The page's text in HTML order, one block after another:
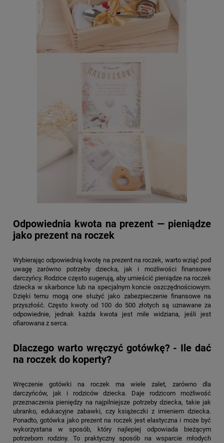
Odpowiednia kwota na prezent — pieniądze
jako prezent na roczek
Wybierając odpowiednią kwotę na prezent na roczek, warto wziąć pod
uwagę zarówno potrzeby dziecka, jak i możliwości finansowe
darczyńcy. Rodzice często sugerują, aby umieścić pieniądze na roczek
dziecka w skarbonce lub na specjalnym koncie oszczędnościowym.
Dzięki temu mogą one służyć jako zabezpieczenie finansowe na
przyszłość. Często kwoty od 100 do 500 złotych są uznawane za
odpowiednie, jednak każda kwota jest mile widziana, jeśli jest
ofiarowana z serca.
Dlaczego warto wręczyć gotówkę? - Ile dać
na roczek do koperty?
Wręczenie gotówki na roczek ma wiele zalet, zarówno dla
darczyńców, jak i rodziców dziecka. Daje rodzicom możliwość
przeznaczenia pieniędzy na najpilniejsze potrzeby dziecka, takie jak
ubranko, edukacyjne zabawki, czy książeczki z imieniem dziecka.
Ponadto, gotówka jako prezent na roczek jest elastyczna i może być
wykorzystana w sposób, który najlepiej odpowiada bieżącym
potrzebom rodziny. To praktyczny sposób na wsparcie młodych